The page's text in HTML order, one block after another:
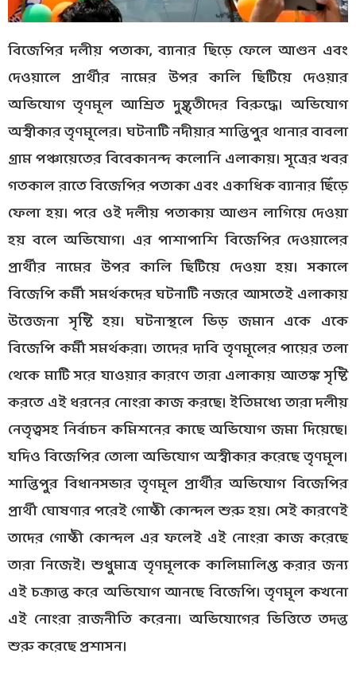
বিজেপির দলীয় পতাকা, ব্যানার ছিড়ে ফেলে আগুন এবং
দেওয়ালে প্রার্থীর নামের উপর কালি ছিটিয়ে দেওয়ার
অভিযোগ তৃণমূল আশ্রিত দুষ্কৃতীদের বিরুদ্ধে। অভিযোগ
অস্বীকার তৃণমূলের। ঘটনাটি নদীয়ার শান্তিপুর থানার বাবলা
গ্রাম পঞ্চায়েতের বিবেকানন্দ কলোনি এলাকায়। সূত্রের খবর
গতকাল রাতে বিজেপির পতাকা এবং একাধিক ব্যানার ছিঁড়ে
ফেলা হয়। পরে ওই দলীয় পতাকায় আগুন লাগিয়ে দেওয়া
হয় বলে অভিযোগ। এর পাশাপাশি বিজেপির দেওয়ালের
প্রার্থীর নামের উপর কালি ছিটিয়ে দেওয়া হয়। সকালে
বিজেপি কর্মী সমর্থকদের ঘটনাটি নজরে আসতেই এলাকায়
উত্তেজনা সৃষ্টি হয়। ঘটনাস্থলে ভিড় জমান একে একে
বিজেপি কর্মী সমর্থকরা। তাদের দাবি তৃণমূলের পায়ের তলা
থেকে মাটি সরে যাওয়ার কারণে তারা এলাকায় আতঙ্ক সৃষ্টি
করতে এই ধরনের নোংরা কাজ করছে। ইতিমধ্যে তারা দলীয়
নেতৃত্বসহ নির্বাচন কমিশনের কাছে অভিযোগ জমা দিয়েছে।
যদিও বিজেপির তোলা অভিযোগ অস্বীকার করেছে তৃণমূল।
শান্তিপুর বিধানসভার তৃণমূল প্রার্থীর অভিযোগ বিজেপির
প্রার্থী ঘোষণার পরেই গোষ্ঠী কোন্দল শুরু হয়। সেই কারণেই
তাদের গোষ্ঠী কোন্দল এর ফলেই এই নোংরা কাজ করেছে
তারা নিজেই। শুধুমাত্র তৃণমূলকে কালিমালিপ্ত করার জন্য
এই চক্রান্ত করে অভিযোগ আনছে বিজেপি। তৃণমূল কখনো
এই নোংরা রাজনীতি করেনা। অভিযোগের ভিত্তিতে তদন্ত
শুরু করেছে প্রশাসন।